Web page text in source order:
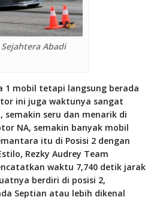
Abadi
1 mobil tetapi langsung berada
ini juga waktunya sangat
seru dan menarik di
NA, semakin banyak mobil
itu di Posisi 2 dengan
Rezky Audrey Team
waktu 7,740 detik jarak
berdiri di posisi 2,
Septian atau lebih dikenal